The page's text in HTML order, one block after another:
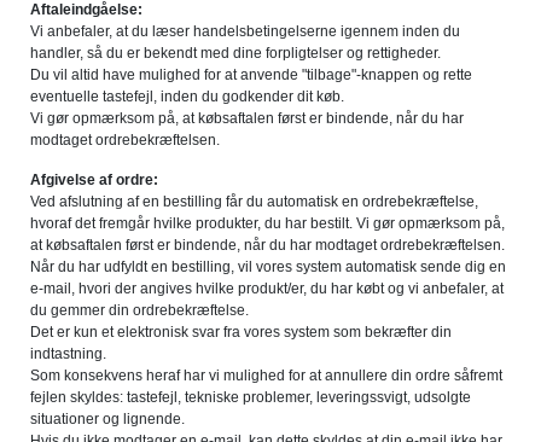
Aftaleindgåelse:
Vi anbefaler, at du læser handelsbetingelserne igennem inden du
handler, så du er bekendt med dine forpligtelser og rettigheder.
Du vil altid have mulighed for at anvende "tilbage"-knappen og rette
eventuelle tastefejl, inden du godkender dit køb.
Vi gør opmærksom på, at købsaftalen først er bindende, når du har
modtaget ordrebekræftelsen.
Afgivelse af ordre:
Ved afslutning af en bestilling får du automatisk en ordrebekræftelse,
hvoraf det fremgår hvilke produkter, du har bestilt. Vi gør opmærksom på,
at købsaftalen først er bindende, når du har modtaget ordrebekræftelsen.
Når du har udfyldt en bestilling, vil vores system automatisk sende dig en
e-mail, hvori der angives hvilke produkt/er, du har købt og vi anbefaler, at
du gemmer din ordrebekræftelse.
Det er kun et elektronisk svar fra vores system som bekræfter din
indtastning.
Som konsekvens heraf har vi mulighed for at annullere din ordre såfremt
fejlen skyldes: tastefejl, tekniske problemer, leveringssvigt, udsolgte
situationer og lignende.